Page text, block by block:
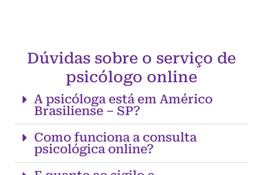
Dúvidas sobre o serviço de
psicólogo online
A psicóloga está em Américo
Brasiliense – SP?
Como funciona a consulta
psicológica online?